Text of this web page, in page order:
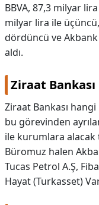
BBVA, 87,3 milyar
milyar lira ile
dördüncü ve
aldı.
Ziraat
Ziraat Bankası
bu görevinden
ile kurumlara alacak
Büromuz halen
Tucas Petrol A.Ş,
Hayat (Turkasset)